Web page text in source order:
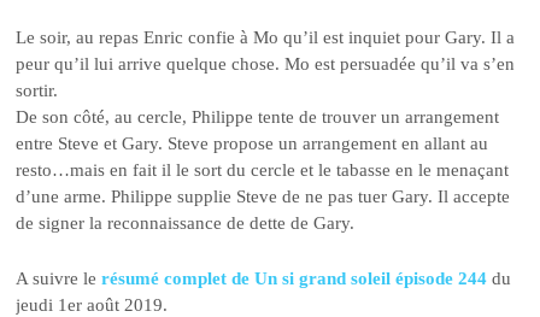
Le soir, au repas Enric confie à Mo qu’il est inquiet pour Gary. Il a
peur qu’il lui arrive quelque chose. Mo est persuadée qu’il va s’en
sortir.
De son côté, au cercle, Philippe tente de trouver un arrangement
entre Steve et Gary. Steve propose un arrangement en allant au
resto…mais en fait il le sort du cercle et le tabasse en le menaçant
d’une arme. Philippe supplie Steve de ne pas tuer Gary. Il accepte
de signer la reconnaissance de dette de Gary.
A suivre lerésumé complet de Un si grand soleil épisode 244 du
jeudi 1er août 2019.